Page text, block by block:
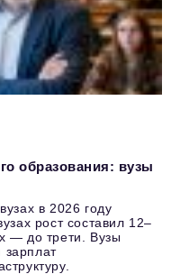
образования: вузы
в 2026 году
рост составил 12–
— до трети. Вузы